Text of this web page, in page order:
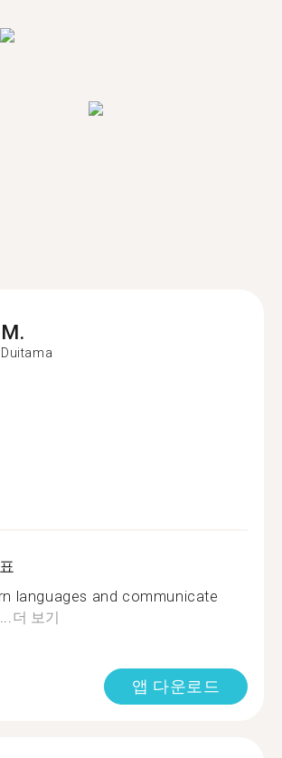
M.
Duitama
languages and communicate
더 보기
앱 다운로드